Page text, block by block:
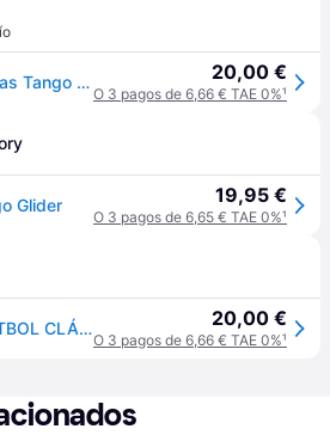
Balones de Fútbol adidas Tango Glider - Blanc 20,00 €
O 3 pagos de 6,66 € TAE 0%¹
Glider 19,95 €
O 3 pagos de 6,65 € TAE 0%¹
ADIDAS BALÓN DE FÚTBOL CLÁSICO BLANCO Y NEGRO NAN 20,00 €
O 3 pagos de 6,66 € TAE 0%¹